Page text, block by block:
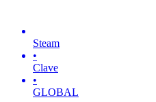
Steam
•
Clave
•
GLOBAL